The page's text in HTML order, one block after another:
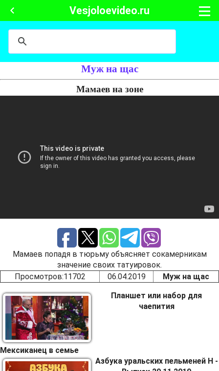
Vesjoloevideo.ru
Муж на щас
Мамаев на зоне
Мамаев попадя в тюрьму объясняет сокамерникам
значение своих татуировок.
Просмотров:11702 06.04.2019 Муж на щас
Планшет или набор для
чаепития
Мексиканец в семье
Азбука уральских пельменей Н -